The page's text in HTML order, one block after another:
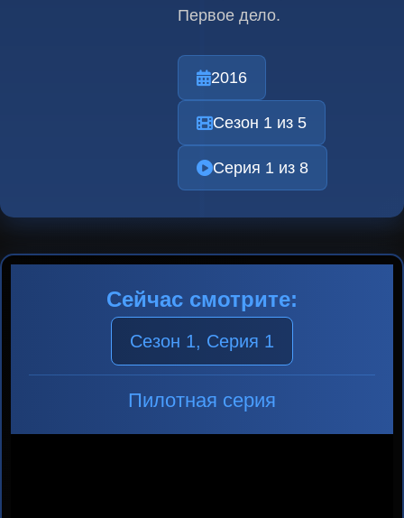
Первое дело.
2016
Сезон 1 из 5
Серия 1 из 8
Сейчас смотрите:
Сезон 1, Серия 1
Пилотная серия